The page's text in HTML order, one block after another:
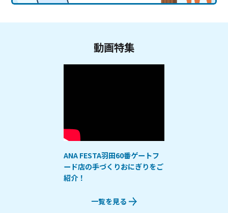
動画特集
ANA FESTA羽田60番ゲートフ
ード店の手づくりおにぎりをご
紹介！
一覧を見る